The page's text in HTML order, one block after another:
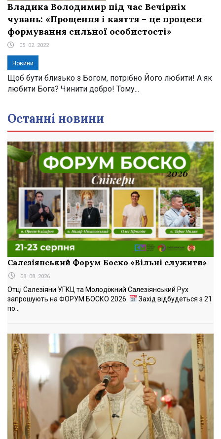
Владика Володимир під час Вечірніх
чувань: «Прощення і каяття – це процеси
формування сильної особистості»
05. 02. 2022
Новини
Щоб бути близько з Богом, потрібно Його любити! А як
любити Бога? Чинити добро! Тому...
Останні новини
Салезіянський Форум Боско «Вільні служити»
08. 08. 2026
Отці Салезіяни УГКЦ та Молодіжний Салезіянський Рух
запрошують на ФОРУМ БОСКО 2026.
Захід відбудеться з 21
по...